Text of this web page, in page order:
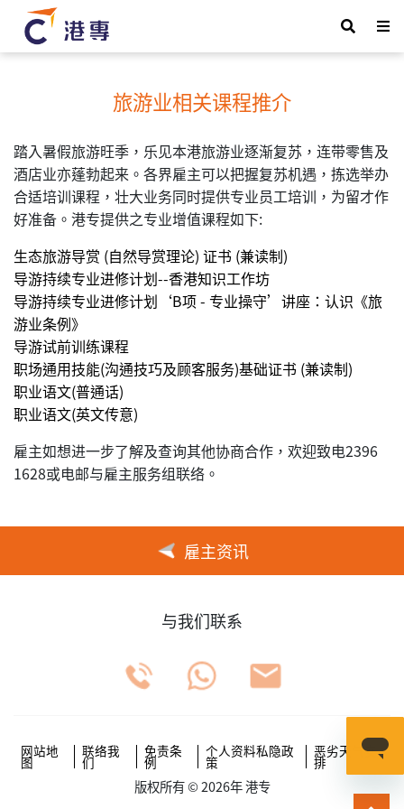
旅游业相关课程推介
踏入暑假旅游旺季，乐见本港旅游业逐渐复苏，连带零售及
酒店业亦蓬勃起来。各界雇主可以把握复苏机遇，拣选举办
合适培训课程，壮大业务同时提供专业员工培训，为留才作
好准备。港专提供之专业增值课程如下:
生态旅游导赏 (自然导赏理论) 证书 (兼读制)
导游持续专业进修计划--香港知识工作坊
导游持续专业进修计划‘B项 - 专业操守’讲座：认识《旅
游业条例》
导游试前训练课程
职场通用技能(沟通技巧及顾客服务)基础证书 (兼读制)
职业语文(普通话)
职业语文(英文传意)
雇主如想进一步了解及查询其他协商合作，欢迎致电2396
1628或电邮与雇主服务组联络。
雇主资讯
与我们联系
网站地
图
联络我
们
免责条
例
个人资料私隐政
策
恶劣天气安
排
版权所有 © 2026年 港专